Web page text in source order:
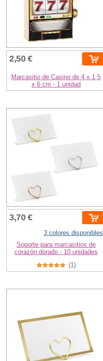
2,50 €
Marcasitio de Casino de 4 x 1,5
x 6 cm - 1 unidad
3,70 €
3 colores disponibles
Soporte para marcasitios de
corazón dorado - 10 unidades
(1)